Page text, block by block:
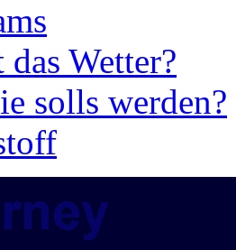
Wetter?
solls werden?